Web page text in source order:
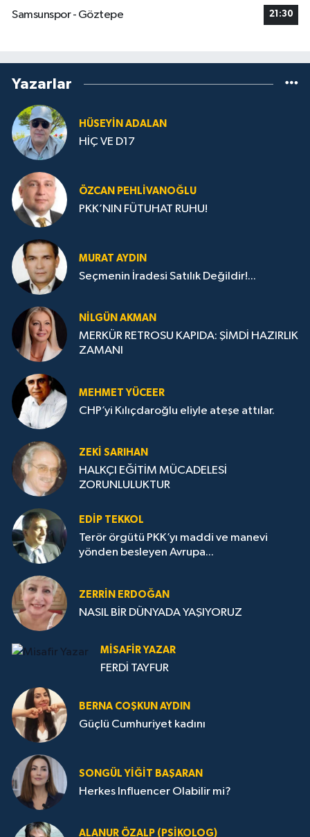
Samsunspor - Göztepe
21:30
Yazarlar
HÜSEYIN ADALAN
HİÇ VE D17
ÖZCAN PEHLIVANOĞLU
PKK’NIN FÜTUHAT RUHU!
MURAT AYDIN
Seçmenin İradesi Satılık Değildir!...
NILGÜN AKMAN
MERKÜR RETROSU KAPIDA: ŞİMDİ HAZIRLIK
ZAMANI
MEHMET YÜCEER
CHP’yi Kılıçdaroğlu eliyle ateşe attılar.
ZEKI SARIHAN
HALKÇI EĞİTİM MÜCADELESİ
ZORUNLULUKTUR
EDIP TEKKOL
Terör örgütü PKK’yı maddi ve manevi
yönden besleyen Avrupa...
ZERRIN ERDOĞAN
NASIL BİR DÜNYADA YAŞIYORUZ
MISAFIR YAZAR
FERDİ TAYFUR
BERNA COŞKUN AYDIN
Güçlü Cumhuriyet kadını
SONGÜL YIĞIT BAŞARAN
Herkes Influencer Olabilir mi?
ALANUR ÖZALP (PSIKOLOG)